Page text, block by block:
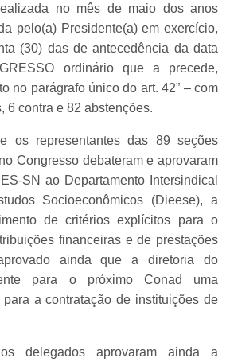
no mês de maio dos anos
pelo(a) Presidente(a) em exercício,
(30) das de antecedência da data
ordinário que a precede,
no parágrafo único do art. 42” – com
6 contra e 82 abstenções.
os representantes das 89 seções
Congresso debateram e aprovaram
SN ao Departamento Intersindical
Socioeconômicos (Dieese), a
de critérios explícitos para o
financeiras e de prestações
ainda que a diretoria do
para o próximo Conad uma
a contratação de instituições de
delegados aprovaram ainda a